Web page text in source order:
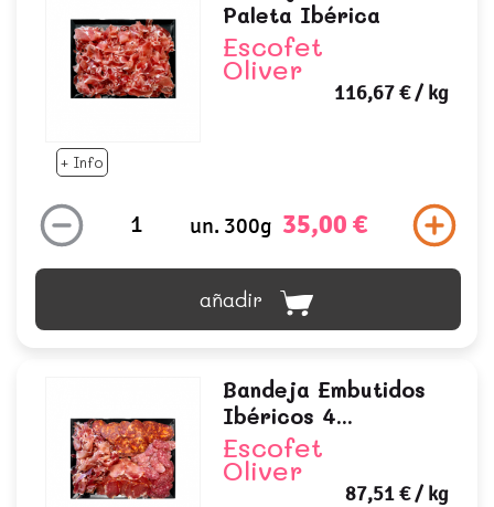
+ Info
Paleta Ibérica
Escofet
Oliver
116,67 €/ kg
un. 300g 35,00 €
añadir
Bandeja Embutidos
Ibéricos 4...
Escofet
Oliver
87,51 €/ kg